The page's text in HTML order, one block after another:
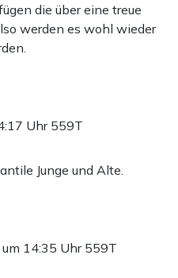
die über eine treue
werden es wohl wieder
Uhr 559T
Junge und Alte.
14:35 Uhr 559T